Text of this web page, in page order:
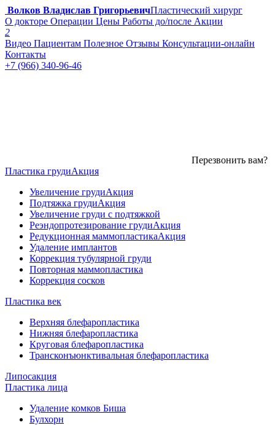
Волков Владислав ГригорьевичПластический хирург
О докторе Операции Цены Работы до/после Акции
2
Видео Пациентам Полезное Отзывы Консультации-онлайн
Контакты
+7 (966) 340-96-46
Перезвонить вам?
Пластика грудиАкция
Увеличение грудиАкция
Подтяжка грудиАкция
Увеличение груди с подтяжкой
Реэндопротезирование грудиАкция
Редукционная маммопластикаАкция
Удаление имплантов
Коррекция тубулярной груди
Повторная маммопластика
Коррекция сосков
Пластика век
Верхняя блефаропластика
Нижняя блефаропластика
Круговая блефаропластика
Трансконъюнктивальная блефаропластика
Липосакция
Пластика лица
Удаление комков Биша
Булхорн